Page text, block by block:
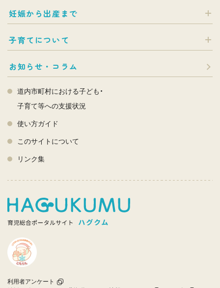
妊娠から出産まで
子育てについて
お知らせ・コラム
道内市町村における子ども・
子育て等への支援状況
使い方ガイド
このサイトについて
リンク集
利用者アンケート